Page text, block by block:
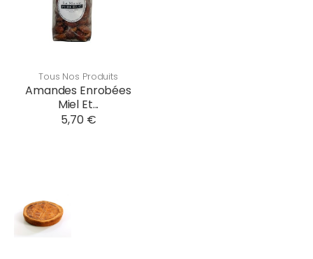
Tous Nos Produits
Amandes Enrobées
Miel Et...
5,70 €